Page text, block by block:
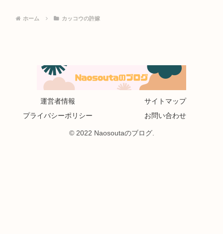
ホーム カッコウの許嫁
運営者情報
サイトマップ
プライバシーポリシー
お問い合わせ
© 2022 Naosoutaのブログ.